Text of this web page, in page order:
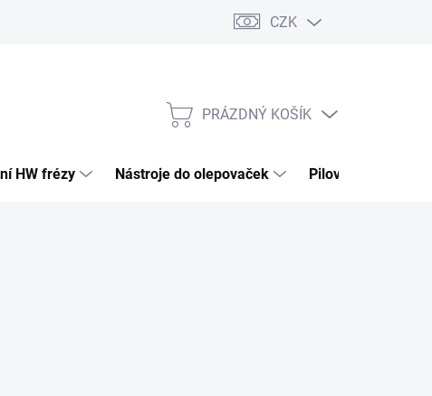
CZK
NÁKUPNÍ
PRÁZDNÝ KOŠÍK
HW frézy Nástroje do olepovaček Pilové kotouče